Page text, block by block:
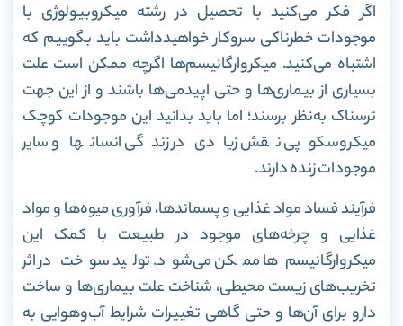
اگر فکر می‌کنید با تحصیل در رشته میکروبیولوژی با
موجودات خطرناکی سروکار خواهید‌داشت باید بگوییم که
اشتباه می‌کنید. میکروارگانیسم‌ها اگرچه ممکن است علت
بسیاری از بیماری‌ها و حتی اپیدمی‌ها باشند و از این جهت
ترسناک به‌نظر برسند؛ اما باید بدانید این موجودات کوچک
میکروسکوپی نقش زیادی در زندگی انسانها و سایر
موجودات زنده دارند.
فرآیند فساد مواد غذایی و پسماندها، فرآوری میوه‌ها و مواد
غذایی و چرخه‌های موجود در طبیعت با کمک این
میکروارگانیسم‌ها ممکن می‌شود. تولید سوخت در اثر
تخریب‌های زیست محیطی، شناخت علت بیماری‌ها و ساخت
دارو برای آن‌ها و حتی گاهی تغییرات شرایط آب‌و‌هوایی به